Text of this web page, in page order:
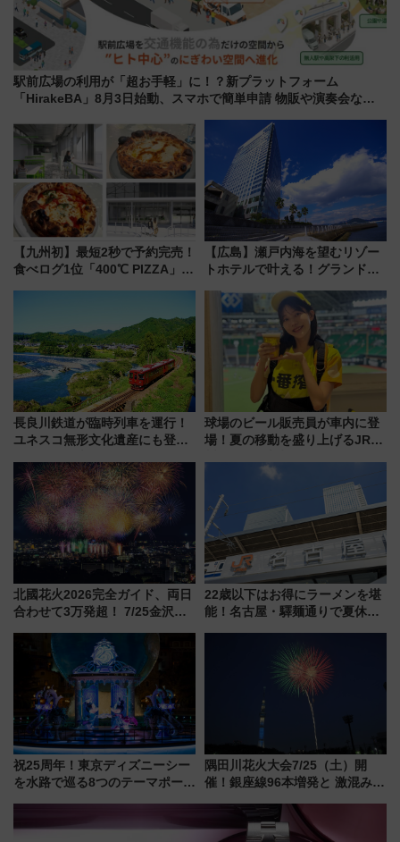
駅前広場の利用が「超お手軽」に！？新プラットフォーム
「HirakeBA」8月3日始動、スマホで簡単申請 物販や演奏会など
【九州初】最短2秒で予約完売！
食べログ1位「400℃ PIZZA」が
【広島】瀬戸内海を望むリゾー
トホテルで叶える！グランドプ
ディング＆カジュアルパーティ
ープラン
長良川鉄道が臨時列車を運行！
ユネスコ無形文化遺産にも登録
に 乗車には予約が必要
球場のビール販売員が車内に登
場！夏の移動を盛り上げるJR九
月7日限定 ソフトバンクホーク
スとコラボ
北國花火2026完全ガイド、両日
合わせて3万発超！ 7/25金沢大
会の日程・アクセス・観覧席ま
とめ（石川県）
22歳以下はお得にラーメンを堪
能！名古屋・驛麺通りで夏休み
祝25周年！東京ディズニーシー
を水路で巡る8つのテーマポート
隅田川花火大会7/25（土）開
催！銀座線96本増発と 激混みの
アクセス攻略法、2万発の花火が
都心の夜に！